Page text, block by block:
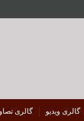
گالری ویدیو گالری
کاهش سرانه مصرف
تصادف زنجیره‌ای